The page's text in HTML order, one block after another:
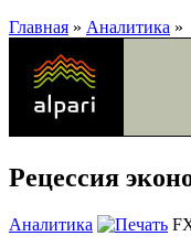
Главная » Аналитика »
Рецессия
Аналитика